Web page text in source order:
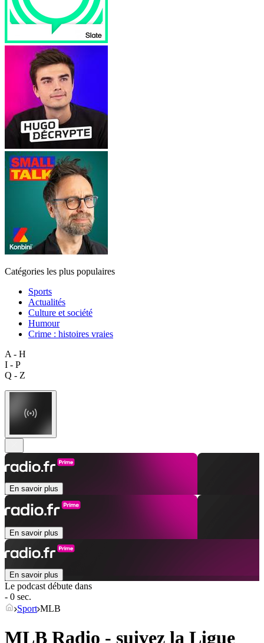
Catégories les plus populaires
Sports
Actualités
Culture et société
Humour
Crime : histoires vraies
A - H
I - P
Q - Z
En savoir plus
En savoir plus
En savoir plus
Le podcast débute dans
- 0 sec.
Sport MLB
MLB Radio - suivez la Ligue